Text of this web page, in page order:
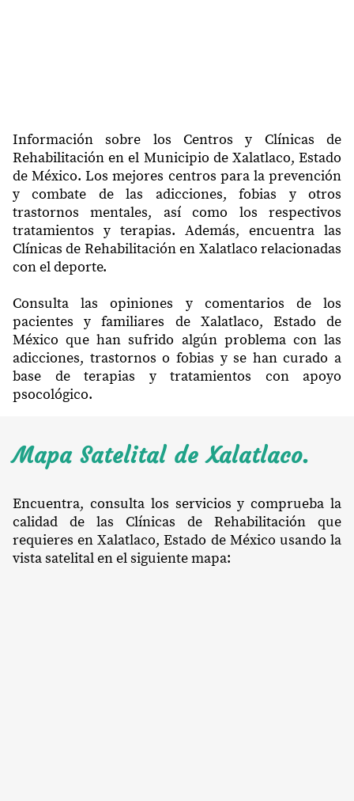
Información sobre los Centros y Clínicas de
Rehabilitación en el Municipio de Xalatlaco, Estado
de México. Los mejores centros para la prevención
y combate de las adicciones, fobias y otros
trastornos mentales, así como los respectivos
tratamientos y terapias. Además, encuentra las
Clínicas de Rehabilitación en Xalatlaco relacionadas
con el deporte.
Consulta las opiniones y comentarios de los
pacientes y familiares de Xalatlaco, Estado de
México que han sufrido algún problema con las
adicciones, trastornos o fobias y se han curado a
base de terapias y tratamientos con apoyo
psocológico.
Mapa Satelital de Xalatlaco.
Encuentra, consulta los servicios y comprueba la
calidad de las Clínicas de Rehabilitación que
requieres en Xalatlaco, Estado de México usando la
vista satelital en el siguiente mapa: